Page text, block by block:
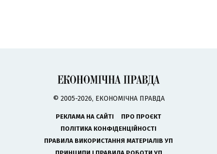
© 2005-2026, ЕКОНОМІЧНА ПРАВДА
РЕКЛАМА НА САЙТІ
ПРО ПРОЄКТ
ПОЛІТИКА КОНФІДЕНЦІЙНОСТІ
ПРАВИЛА ВИКОРИСТАННЯ МАТЕРІАЛІВ УП